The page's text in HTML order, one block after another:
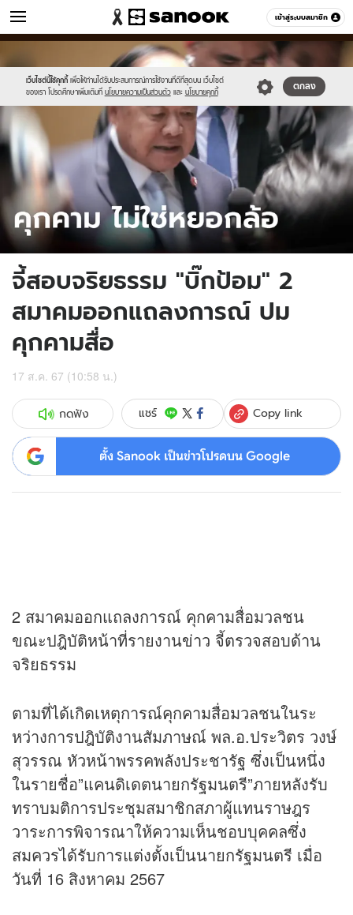
เข้าสู่ระบบสมาชิก
ข่าว หมวดอื่นๆ
เว็บไซต์นี้ใช้คุกกี้ เพื่อให้ท่านได้รับประสบการณ์การใช้งานที่ดีที่สุดบน เว็บไซต์
ของเรา โปรดศึกษาเพิ่มเติมที่ นโยบายความเป็นส่วนตัว และ นโยบายคุกกี้
ตกลง
//s.isanook.com/sr/0/images/logo-
new-
sanook.png
//s.isanook.com/ns/0/ud/1902/9510278/vit.jpg
จี้สอบจริยธรรม "บิ๊กป้อม" 2
สมาคมออกแถลงการณ์ ปม
คุกคามสื่อ
17 ส.ค. 67 (10:58 น.)
กดฟัง แชร์ Copy link
ตั้ง Sanook เป็นข่าวโปรดบน Google
2 สมาคมออกแถลงการณ์ คุกคามสื่อมวลชน
ขณะปฎิบัติหน้าที่รายงานข่าว จี้ตรวจสอบด้าน
จริยธรรม
ตามที่ได้เกิดเหตุการณ์คุกคามสื่อมวลชนในระ
หว่างการปฎิบัติงานสัมภาษณ์ พล.อ.ประวิตร วงษ์
สุวรรณ หัวหน้าพรรคพลังประชารัฐ ซึ่งเป็นหนึ่ง
ในรายชื่อ”แคนดิเดตนายกรัฐมนตรี”ภายหลังรับ
ทราบมติการประชุมสมาชิกสภาผู้แทนราษฎร
วาระการพิจารณาให้ความเห็นชอบบุคคลซึ่ง
สมควรได้รับการแต่งตั้งเป็นนายกรัฐมนตรี เมื่อ
วันที่ 16 สิงหาคม 2567